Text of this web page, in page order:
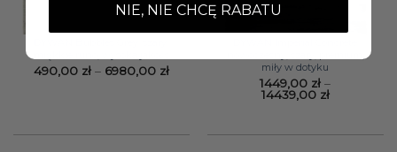
490,00 zł – 6980,00 złZakres
miły w dotyku
1449,00 zł –
14439,00 złZakres
do
NIE, NIE CHCĘ RABATU